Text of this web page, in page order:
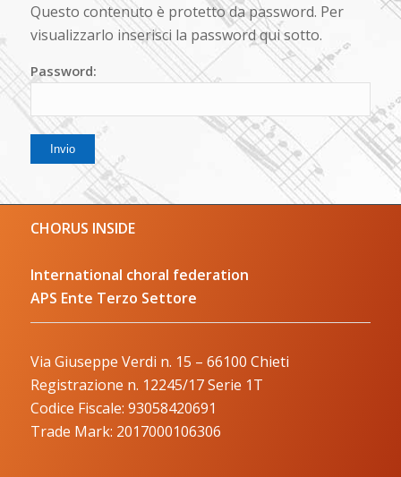
Questo contenuto è protetto da password. Per
visualizzarlo inserisci la password qui sotto.
Password:
CHORUS INSIDE
International choral federation
APS Ente Terzo Settore
Via Giuseppe Verdi n. 15 – 66100 Chieti
Registrazione n. 12245/17 Serie 1T
Codice Fiscale: 93058420691
Trade Mark: 2017000106306